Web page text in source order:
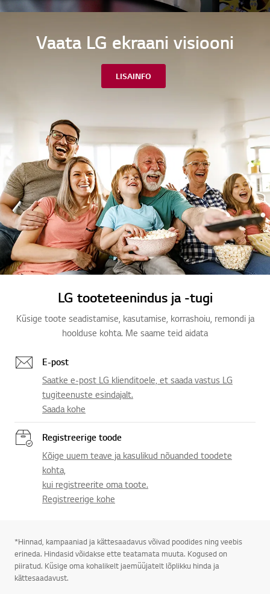
Vaata LG ekraani visiooni
LISAINFO
LG tooteteenindus ja -tugi
Küsige toote seadistamise, kasutamise, korrashoiu, remondi ja
hoolduse kohta. Me saame teid aidata
E-post
Saatke e-post LG klienditoele, et saada vastus LG
tugiteenuste esindajalt.
Saada kohe
Registreerige toode
Kõige uuem teave ja kasulikud nõuanded toodete
kohta,
kui registreerite oma toote.
Registreerige kohe
*Hinnad, kampaaniad ja kättesaadavus võivad poodides ning veebis
erineda. Hindasid võidakse ette teatamata muuta. Kogused on
piiratud. Küsige oma kohalikelt jaemüüjatelt lõplikku hinda ja
kättesaadavust.